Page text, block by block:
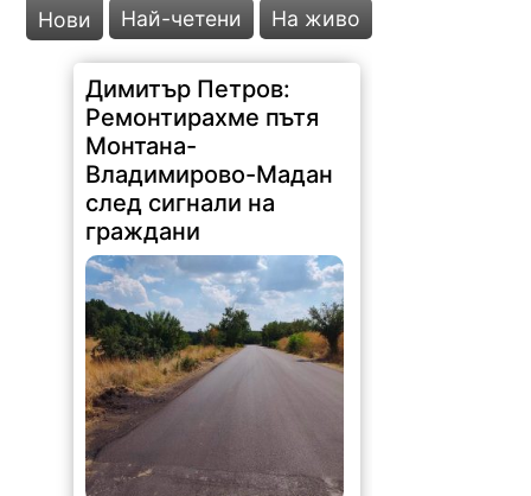
Нови Най-четени На живо
Димитър Петров:
Ремонтирахме пътя
Монтана-
Владимирово-Мадан
след сигнали на
граждани